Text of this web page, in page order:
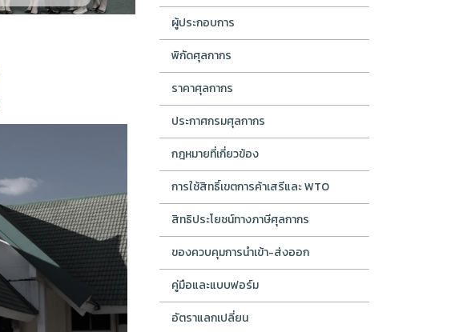
ผู้ประกอบการ
พิกัดศุลกากร
ราคาศุลกากร
ประกาศกรมศุลกากร
กฎหมายที่เกี่ยวข้อง
การใช้สิทธิ์เขตการค้าเสรีและ WTO
สิทธิประโยชน์ทางภาษีศุลกากร
ของควบคุมการนำเข้า-ส่งออก
คู่มือและแบบฟอร์ม
อัตราแลกเปลี่ยน